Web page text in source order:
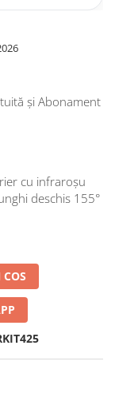
și Abonament
cu infraroșu
deschis 155°